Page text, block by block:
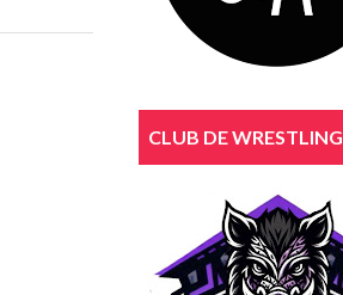
CLUB DE WRESTLING